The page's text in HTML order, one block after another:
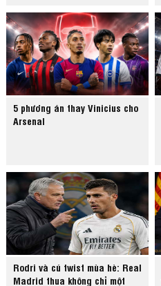
5 phương án thay Vinicius cho
Arsenal
Rodri và cú twist mùa hè: Real
Madrid thua không chỉ một